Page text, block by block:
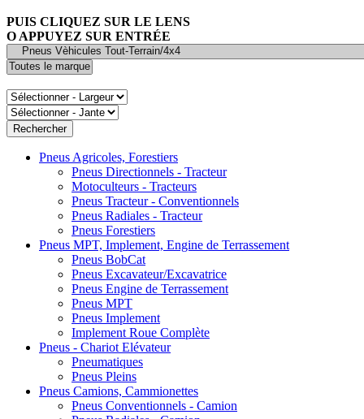
PUIS CLIQUEZ SUR LE LENS
O APPUYEZ SUR ENTRÉE
Pneus Agricoles, Forestiers
Pneus Directionnels - Tracteur
Motoculteurs - Tracteurs
Pneus Tracteur - Conventionnels
Pneus Radiales - Tracteur
Pneus Forestiers
Pneus MPT, Implement, Engine de Terrassement
Pneus BobCat
Pneus Excavateur/Excavatrice
Pneus Engine de Terrassement
Pneus MPT
Pneus Implement
Implement Roue Complète
Pneus - Chariot Elévateur
Pneumatiques
Pneus Pleins
Pneus Camions, Cammionettes
Pneus Conventionnels - Camion